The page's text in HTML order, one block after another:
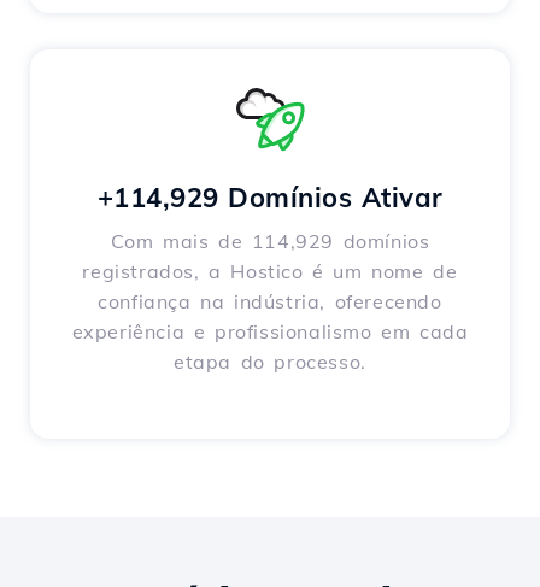
+114,929 Domínios Ativar
Com mais de 114,929 domínios
registrados, a Hostico é um nome de
confiança na indústria, oferecendo
experiência e profissionalismo em cada
etapa do processo.